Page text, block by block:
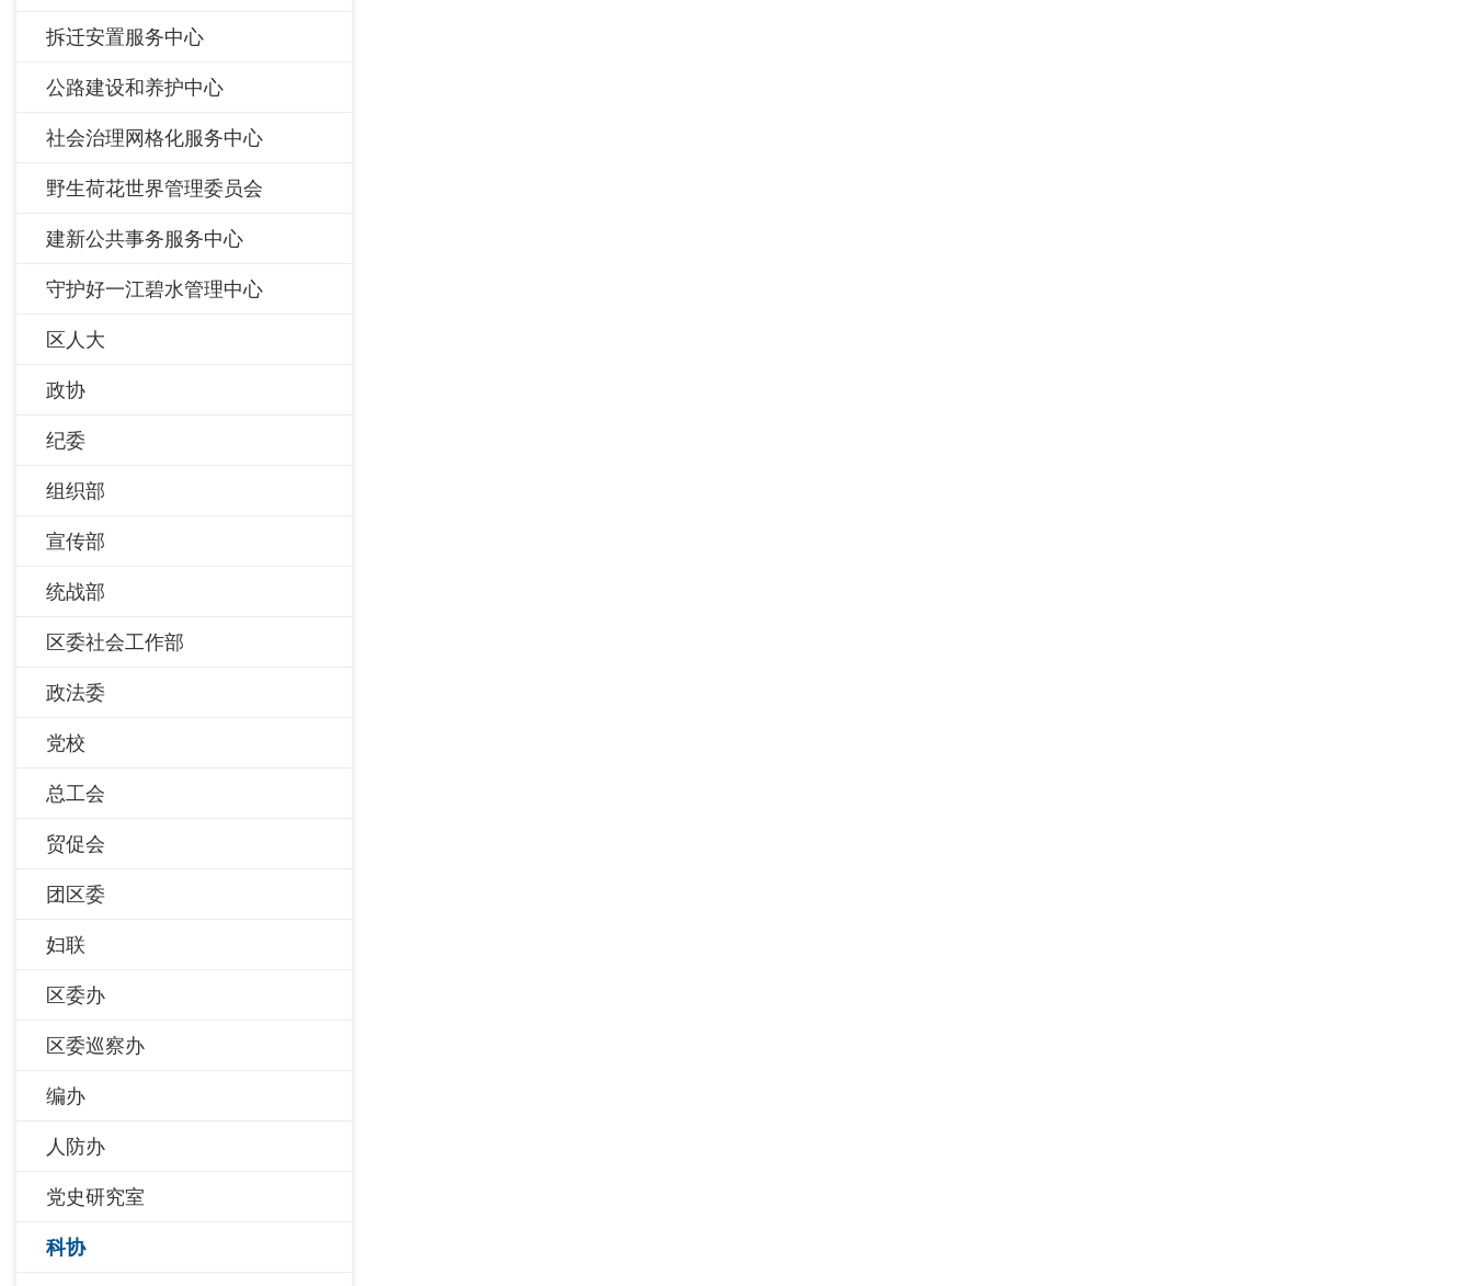
拆迁安置服务中心
公路建设和养护中心
社会治理网格化服务中心
野生荷花世界管理委员会
建新公共事务服务中心
守护好一江碧水管理中心
区人大
政协
纪委
组织部
宣传部
统战部
区委社会工作部
政法委
党校
总工会
贸促会
团区委
妇联
区委办
区委巡察办
编办
人防办
党史研究室
科协